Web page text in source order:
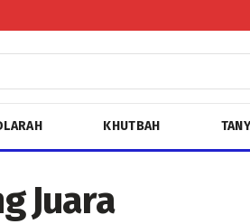
KHUTBAH
Juara